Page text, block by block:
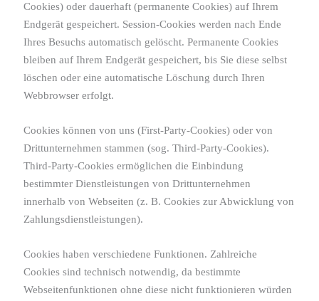
Cookies) oder dauerhaft (permanente Cookies) auf Ihrem
Endgerät gespeichert. Session-Cookies werden nach Ende
Ihres Besuchs automatisch gelöscht. Permanente Cookies
bleiben auf Ihrem Endgerät gespeichert, bis Sie diese selbst
löschen oder eine automatische Löschung durch Ihren
Webbrowser erfolgt.
Cookies können von uns (First-Party-Cookies) oder von
Drittunternehmen stammen (sog. Third-Party-Cookies).
Third-Party-Cookies ermöglichen die Einbindung
bestimmter Dienstleistungen von Drittunternehmen
innerhalb von Webseiten (z. B. Cookies zur Abwicklung von
Zahlungsdienstleistungen).
Cookies haben verschiedene Funktionen. Zahlreiche
Cookies sind technisch notwendig, da bestimmte
Webseitenfunktionen ohne diese nicht funktionieren würden